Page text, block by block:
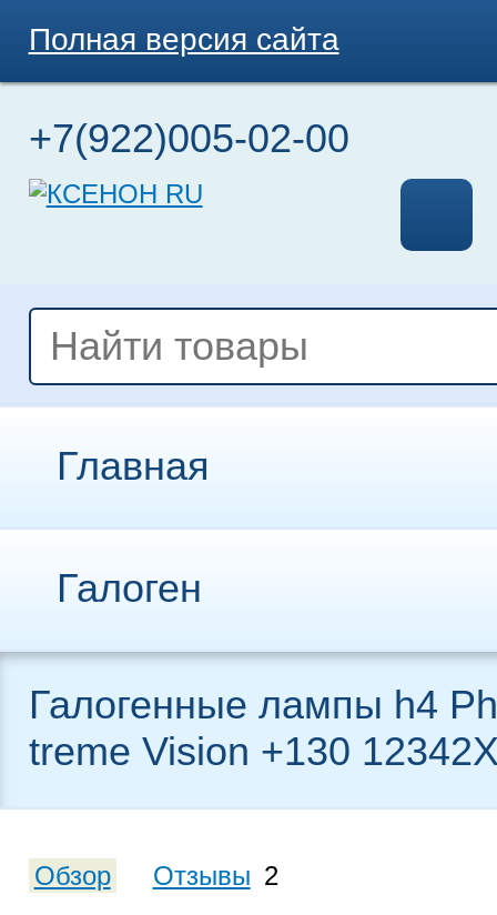
Полная версия сайта
+7(922)005-02-00
Главная
Галоген
Галогенные лампы h4
treme Vision +130
Обзор Отзывы 2